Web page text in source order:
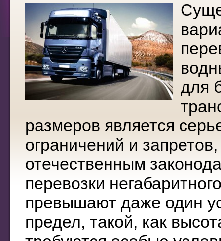
для
размеров является
ограничений и
отечественным
перевозки
превышают даже один
предел, такой, как